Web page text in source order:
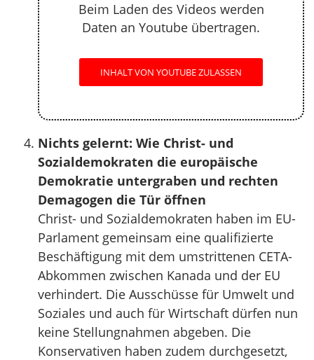
Beim Laden des Videos werden
Daten an Youtube übertragen.
INHALT VON YOUTUBE ZULASSEN
Nichts gelernt: Wie Christ- und
Sozialdemokraten die europäische
Demokratie untergraben und rechten
Demagogen die Tür öffnen
Christ- und Sozialdemokraten haben im EU-
Parlament gemeinsam eine qualifizierte
Beschäftigung mit dem umstrittenen CETA-
Abkommen zwischen Kanada und der EU
verhindert. Die Ausschüsse für Umwelt und
Soziales und auch für Wirtschaft dürfen nun
keine Stellungnahmen abgeben. Die
Konservativen haben zudem durchgesetzt,